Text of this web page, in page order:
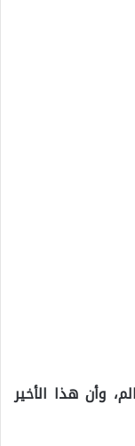
وأن هذا الأخير